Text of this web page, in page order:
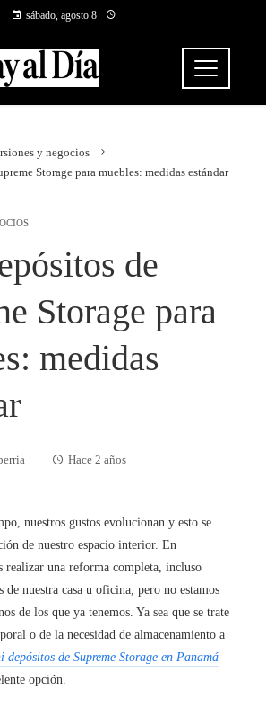
sábado, agosto 8
y negocios
Storage para muebles: medidas estándar
de
Storage para
medidas
Hace 2 años
nuestros gustos evolucionan y esto se
de nuestro espacio interior. En
realizar una reforma completa, incluso
de nuestra casa u oficina, pero no estamos
de los que ya tenemos. Ya sea que se trate
o de la necesidad de almacenamiento a
depósitos de Supreme Storage en Panamá
opción.